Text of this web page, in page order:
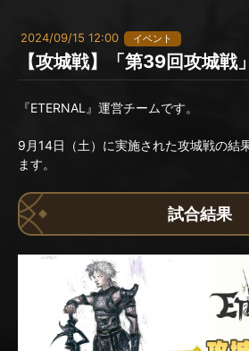
2024/09/15 12:00 イベント
【攻城戦】「第39回攻城戦
『ETERNAL』運営チームです。
9月14日（土）に実施された攻城戦の結
ます。
試合結果